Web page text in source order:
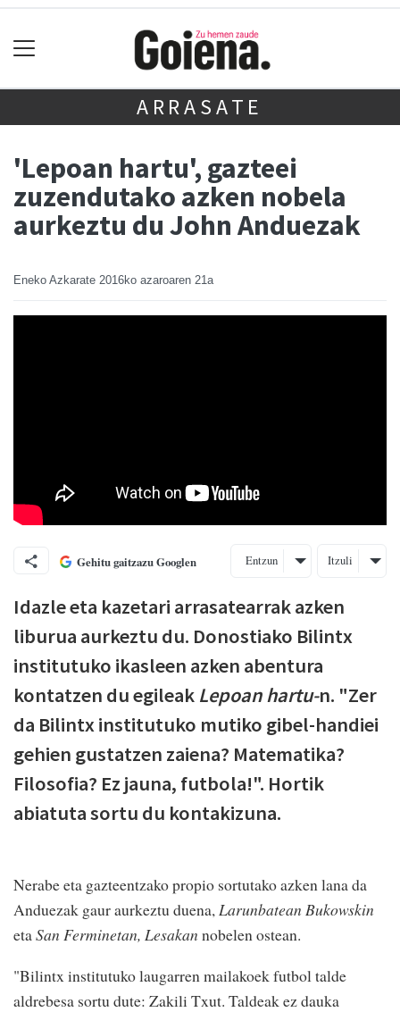
ARRASATE
'Lepoan hartu', gazteei
zuzendutako azken nobela
aurkeztu du John Anduezak
Eneko Azkarate 2016ko azaroaren 21a
Gehitu gaitzazu Googlen Entzun Itzuli
Idazle eta kazetari arrasatearrak azken
liburua aurkeztu du. Donostiako Bilintx
institutuko ikasleen azken abentura
kontatzen du egileak Lepoan hartu-n. "Zer
da Bilintx institutuko mutiko gibel-handiei
gehien gustatzen zaiena? Matematika?
Filosofia? Ez jauna, futbola!". Hortik
abiatuta sortu du kontakizuna.
Nerabe eta gazteentzako propio sortutako azken lana da
Anduezak gaur aurkeztu duena,Larunbatean Bukowskin
etaSan Ferminetan, Lesakan nobelen ostean.
"Bilintx institutuko laugarren mailakoek futbol talde
aldrebesa sortu dute: Zakili Txut. Taldeak ez dauka